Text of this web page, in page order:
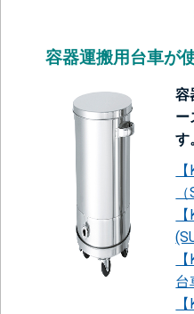
容器運搬用台車が
容
ー
す
台